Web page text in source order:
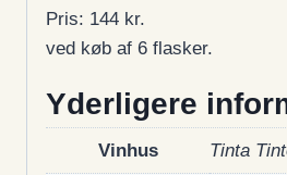
Pris: 144 kr.
ved køb af 6 flasker.
Yderligere
Vinhus Tinta